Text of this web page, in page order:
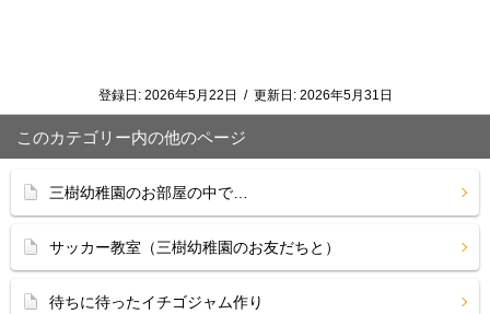
登録日: 2026年5月22日 / 更新日: 2026年5月31日
このカテゴリー内の他のページ
三樹幼稚園のお部屋の中で…
サッカー教室（三樹幼稚園のお友だちと）
待ちに待ったイチゴジャム作り